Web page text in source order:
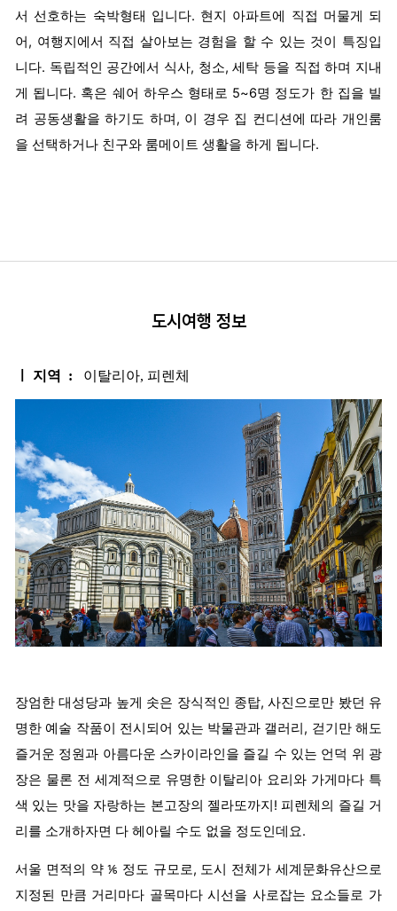
서 선호하는 숙박형태 입니다. 현지 아파트에 직접 머물게 되
어, 여행지에서 직접 살아보는 경험을 할 수 있는 것이 특징입
니다. 독립적인 공간에서 식사, 청소, 세탁 등을 직접 하며 지내
게 됩니다. 혹은 쉐어 하우스 형태로 5~6명 정도가 한 집을 빌
려 공동생활을 하기도 하며, 이 경우 집 컨디션에 따라 개인룸
을 선택하거나 친구와 룸메이트 생활을 하게 됩니다.
도시여행 정보
ㅣ 지역 : 이탈리아, 피렌체
장엄한 대성당과 높게 솟은 장식적인 종탑, 사진으로만 봤던 유
명한 예술 작품이 전시되어 있는 박물관과 갤러리, 걷기만 해도
즐거운 정원과 아름다운 스카이라인을 즐길 수 있는 언덕 위 광
장은 물론 전 세계적으로 유명한 이탈리아 요리와 가게마다 특
색 있는 맛을 자랑하는 본고장의 젤라또까지! 피렌체의 즐길 거
리를 소개하자면 다 헤아릴 수도 없을 정도인데요.
서울 면적의 약 ⅙ 정도 규모로, 도시 전체가 세계문화유산으로
지정된 만큼 거리마다 골목마다 시선을 사로잡는 요소들로 가